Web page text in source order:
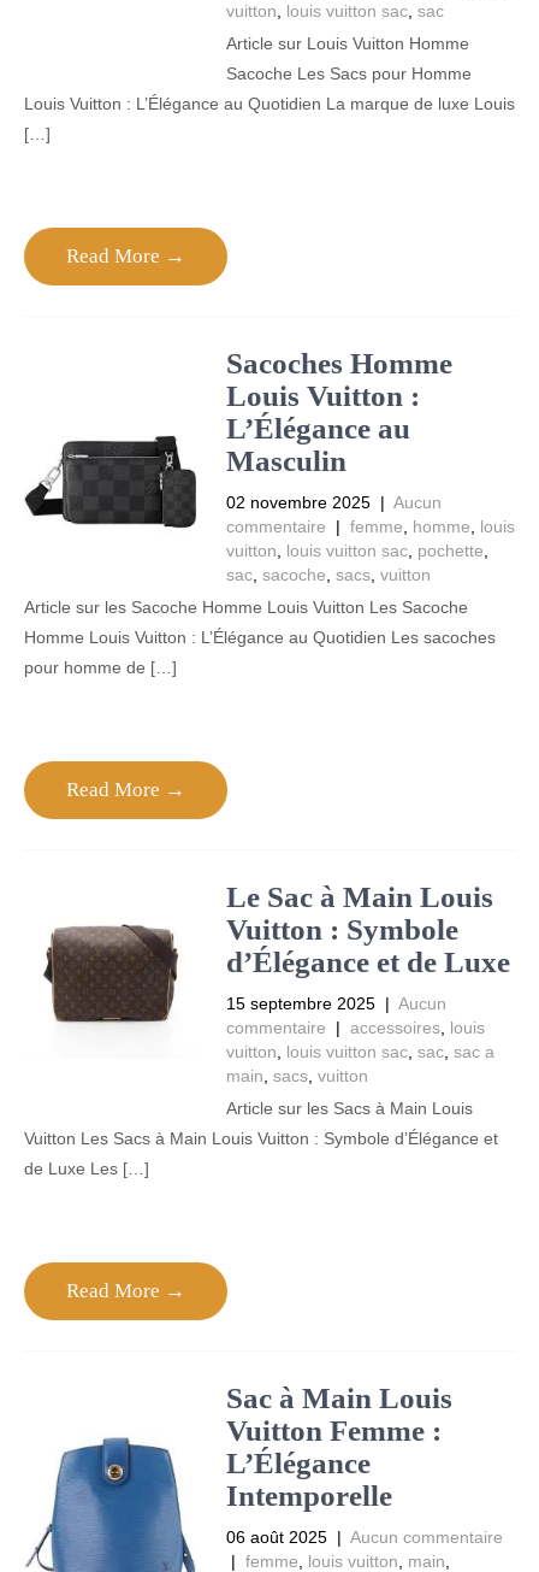
vuitton
louis vuitton sac, sac
Article sur Louis Vuitton Homme
Sacoche Les Sacs pour Homme
Louis Vuitton : L’Élégance au Quotidien La marque de luxe Louis
[…]
Read More →
Sacoches Homme
Louis Vuitton :
L’Élégance au
Masculin
02 novembre 2025 | Aucun
commentaire
| femme homme
louis
vuitton
louis vuitton sac, pochette
sac, sacoche sacs, vuitton
Article sur les Sacoche Homme Louis Vuitton Les Sacoche
Homme Louis Vuitton : L’Élégance au Quotidien Les sacoches
pour homme de […]
Read More →
Le Sac à Main Louis
Vuitton : Symbole
d’Élégance et de Luxe
15 septembre 2025 | Aucun
commentaire
| accessoires, louis
vuitton
louis vuitton sac, sac, sac a
main sacs, vuitton
Article sur les Sacs à Main Louis
Vuitton Les Sacs à Main Louis Vuitton : Symbole d’Élégance et
de Luxe Les […]
Read More →
Sac à Main Louis
Vuitton Femme :
L’Élégance
Intemporelle
06 août 2025 | Aucun commentaire
| femme louis vuitton main